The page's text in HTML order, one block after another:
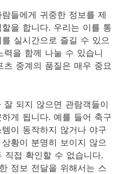
들에게 귀중한 정보를 제
을 합니다. 우리는 이를 통
실시간으로 즐길 수 있으
력을 함께 나눌 수 있습니
츠 중계의 품질은 매우 중요
잘 되지 않으면 관람객들이
게 됩니다. 예를 들어 축구
이 동작하지 않거나 야구
황이 분명히 보이지 않으
직접 확인할 수 없습니다.
정보 전달을 위해서는 스